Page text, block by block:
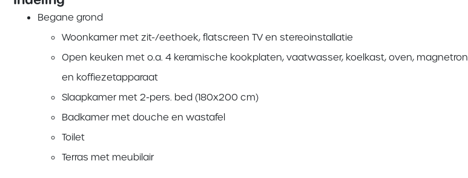
Begane grond
Woonkamer met zit-/eethoek, flatscreen TV en stereoinstallatie
Open keuken met o.a. 4 keramische kookplaten, vaatwasser, koelkast, oven, magnetron
en koffiezetapparaat
Slaapkamer met 2-pers. bed (180x200 cm)
Badkamer met douche en wastafel
Toilet
Terras met meubilair